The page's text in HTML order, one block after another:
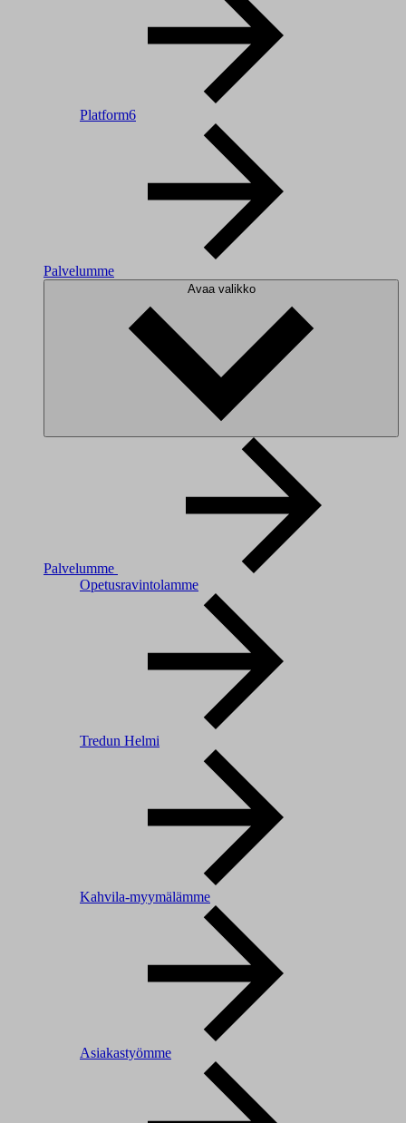
Platform6
Palvelumme
Avaa valikko
Palvelumme
Opetusravintolamme
Tredun Helmi
Kahvila-myymälämme
Asiakastyömme